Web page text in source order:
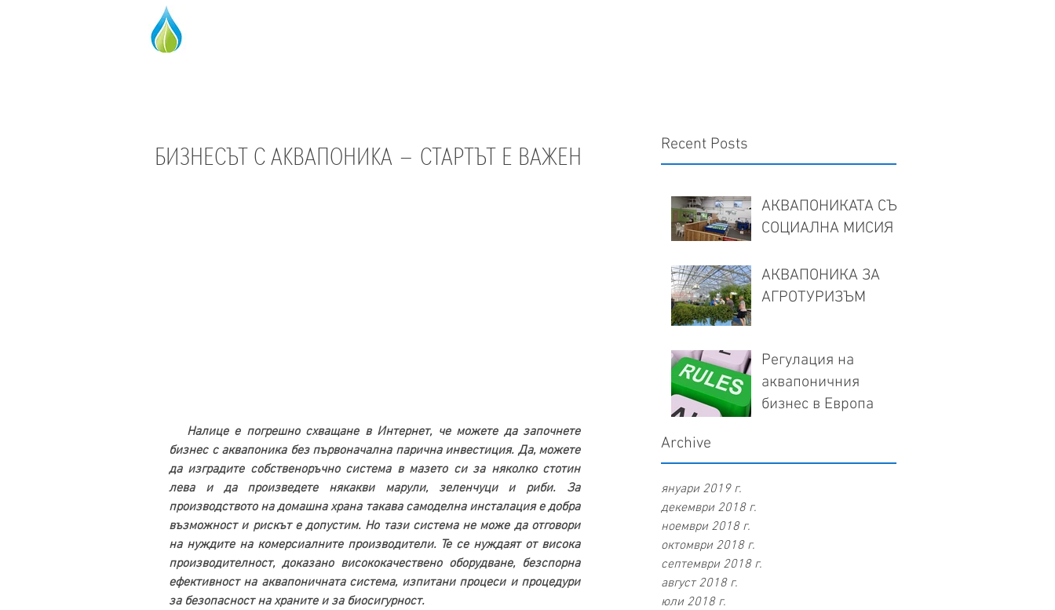
Recent Posts
АКВАПОНИКАТА СЪС
СОЦИАЛНА МИСИЯ
АКВАПОНИКА ЗА
АГРОТУРИЗЪМ
Регулация на
аквапоничния
бизнес в Европа
Archive
януари 2019 г.
декември 2018 г.
ноември 2018 г.
октомври 2018 г.
септември 2018 г.
август 2018 г.
юли 2018 г.
БИЗНЕСЪТ С АКВАПОНИКА – СТАРТЪТ Е ВАЖЕН
бизнес с аквапоника без първоначална парична инвестиция. Да, можете
да изградите собственоръчно система в мазето си за няколко стотин
лева и да произведете някакви марули, зеленчуци и риби. За
производството на домашна храна такава самоделна инсталация е добра
възможност и рискът е допустим. Но тази система не може да отговори
на нуждите на комерсиалните производители. Те се нуждаят от висока
производителност, доказано висококачествено оборудване, безспорна
ефективност на аквапоничната система, изпитани процеси и процедури
за безопасност на храните и за биосигурност.